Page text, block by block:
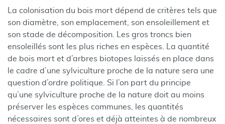
La colonisation du bois mort dépend de critères tels que
son diamètre, son emplacement, son ensoleillement et
son stade de décomposition. Les gros troncs bien
ensoleillés sont les plus riches en espèces. La quantité
de bois mort et d’arbres biotopes laissés en place dans
le cadre d’une sylviculture proche de la nature sera une
question d’ordre politique. Si l’on part du principe
qu’une sylviculture proche de la nature doit au moins
préserver les espèces communes, les quantités
nécessaires sont d’ores et déjà atteintes à de nombreux